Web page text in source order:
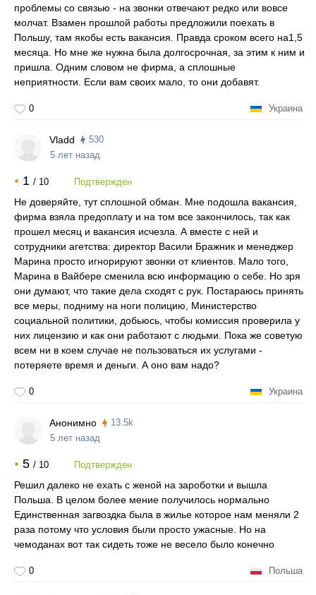
проблемы со связью - на звонки отвечают редко или вовсе
молчат. Взамен прошлой работы предложили поехать в
Польшу, там якобы есть вакансия. Правда сроком всего на1,5
месяца. Но мне же нужна была долгосрочная, за этим к ним и
пришла. Одним словом не фирма, а сплошные
неприятности. Если вам своих мало, то они добавят.
0 Украина
Vladd
530
5 лет назад
1 / 10 Подтвержден
Не доверяйте, тут сплошной обман. Мне подошла вакансия,
фирма взяла предоплату и на том все закончилось, так как
прошел месяц и вакансия исчезла. А вместе с ней и
сотрудники агетства: директор Васили Бражник и менеджер
Марина просто игнорируют звонки от клиентов. Мало того,
Марина в Вайбере сменила всю информацию о себе. Но зря
они думают, что такие дела сходят с рук. Постараюсь принять
все меры, подниму на ноги полицию, Министерство
социальной политики, добьюсь, чтобы комиссия проверила у
них лицензию и как они работают с людьми. Пока же советую
всем ни в коем случае не пользоваться их услугами -
потеряете время и деньги. А оно вам надо?
0 Украина
Анонимно
13.5k
5 лет назад
5 / 10 Подтвержден
Решил далеко не ехать с женой на зароботки и вышла
Польша. В целом более мение получилось нормально
Единственная загвоздка была в жилье которое нам меняли 2
раза потому что условия были просто ужасные. Но на
чемоданах вот так сидеть тоже не весело было конечно
0 Польша